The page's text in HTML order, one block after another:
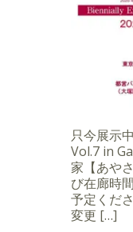
只今展示
Vol.7 in
家【あや
び在廊時
予定くだ
変更 […]